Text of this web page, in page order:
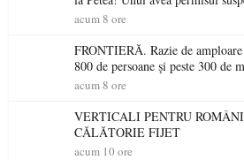
niciodată permis
acum 8 ore
FRONTIERĂ. Razie de
800 de persoane și peste 300 de
acum 8 ore
VERTICALI PENTRU
CĂLĂTORIE FIJET
acum 10 ore